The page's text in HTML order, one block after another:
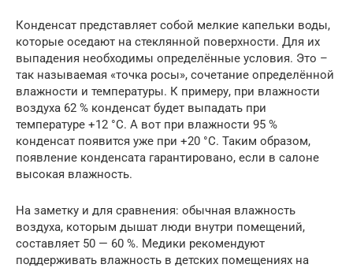
Конденсат представляет собой мелкие капельки воды,
которые оседают на стеклянной поверхности. Для их
выпадения необходимы определённые условия. Это –
так называемая «точка росы», сочетание определённой
влажности и температуры. К примеру, при влажности
воздуха 62 % конденсат будет выпадать при
температуре +12 °С. А вот при влажности 95 %
конденсат появится уже при +20 °С. Таким образом,
появление конденсата гарантировано, если в салоне
высокая влажность.
На заметку и для сравнения: обычная влажность
воздуха, которым дышат люди внутри помещений,
составляет 50 — 60 %. Медики рекомендуют
поддерживать влажность в детских помещениях на